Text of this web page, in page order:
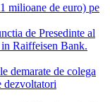
milioane de euro) pe
de Presedinte al
Raiffeisen Bank.
demarate de colega
dezvoltatori